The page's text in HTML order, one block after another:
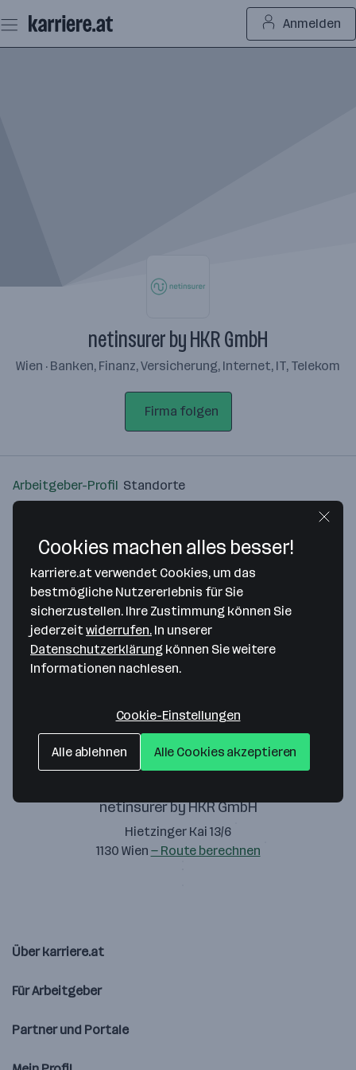
Seiteninhalt
springen
Anmelden
netinsurer by HKR GmbH
Wien · Banken, Finanz, Versicherung, Internet, IT, Telekom
Firma folgen
Arbeitgeber-Profil Standorte
Bitte stimme unseren Cookie-
Richtlinien zu, um diese Karte
anzuzeigen.
netinsurer by HKR GmbH
Hietzinger Kai 13/6
1130 Wien — Route berechnen
Über karriere.at
Für Arbeitgeber
Partner und Portale
Cookies machen alles besser!
karriere.at verwendet Cookies, um das
bestmögliche Nutzererlebnis für Sie
sicherzustellen. Ihre Zustimmung können Sie
jederzeitwiderrufen. In unserer
Datenschutzerklärung können Sie weitere
Informationen nachlesen.
Cookie-Einstellungen
Alle ablehnen Alle Cookies akzeptieren